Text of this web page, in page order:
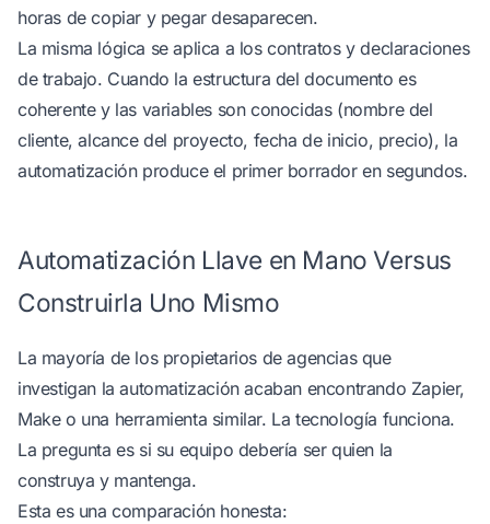
horas de copiar y pegar desaparecen.
La misma lógica se aplica a los contratos y declaraciones
de trabajo. Cuando la estructura del documento es
coherente y las variables son conocidas (nombre del
cliente, alcance del proyecto, fecha de inicio, precio), la
automatización produce el primer borrador en segundos.
Automatización Llave en Mano Versus
Construirla Uno Mismo
La mayoría de los propietarios de agencias que
investigan la automatización acaban encontrando Zapier,
Make o una herramienta similar. La tecnología funciona.
La pregunta es si su equipo debería ser quien la
construya y mantenga.
Esta es una comparación honesta: